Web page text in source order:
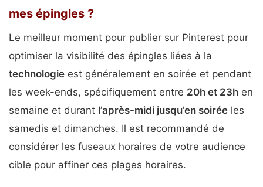
mes épingles ?
Le meilleur moment pour publier sur Pinterest pour
optimiser la visibilité des épingles liées à la
technologie est généralement en soirée et pendant
les week-ends, spécifiquement entre 20h et 23h en
semaine et durant l’après-midi jusqu’en soirée les
samedis et dimanches. Il est recommandé de
considérer les fuseaux horaires de votre audience
cible pour affiner ces plages horaires.